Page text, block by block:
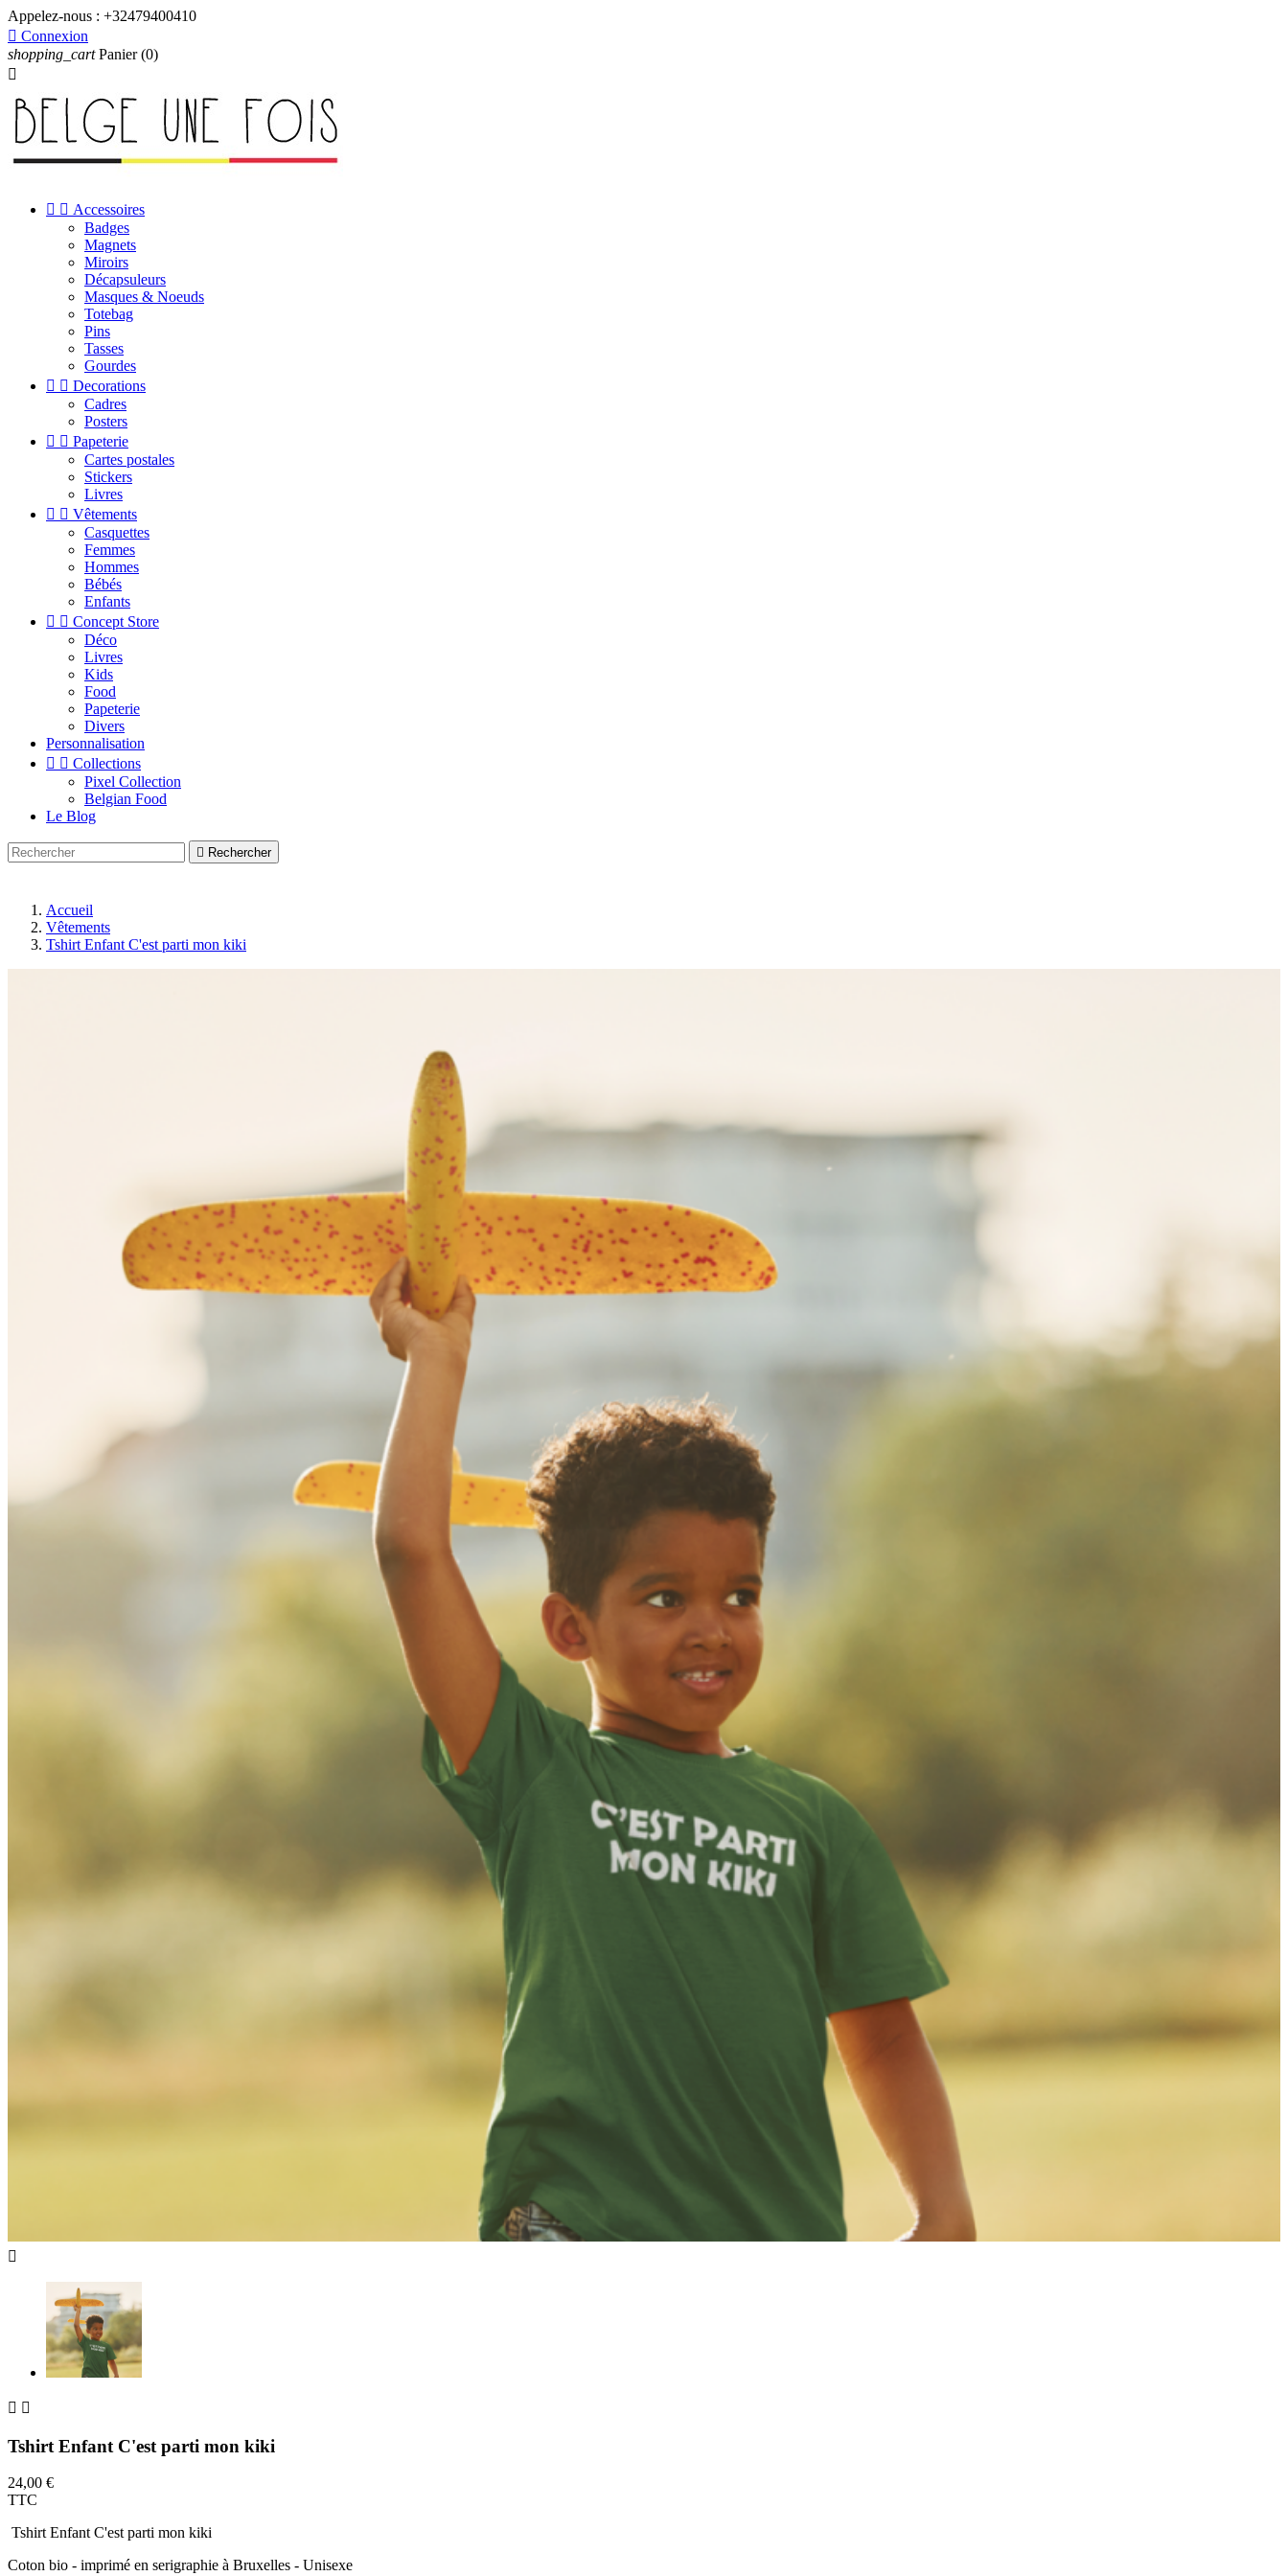
Appelez-nous : +32479400410
 Connexion
shopping_cart Panier (0)

  Accessoires
Badges
Magnets
Miroirs
Décapsuleurs
Masques & Noeuds
Totebag
Pins
Tasses
Gourdes
  Decorations
Cadres
Posters
  Papeterie
Cartes postales
Stickers
Livres
  Vêtements
Casquettes
Femmes
Hommes
Bébés
Enfants
  Concept Store
Déco
Livres
Kids
Food
Papeterie
Divers
Personnalisation
  Collections
Pixel Collection
Belgian Food
Le Blog
 Rechercher
Accueil
Vêtements
Tshirt Enfant C'est parti mon kiki

 
Tshirt Enfant C'est parti mon kiki
24,00 €
TTC
Tshirt Enfant C'est parti mon kiki
Coton bio - imprimé en serigraphie à Bruxelles - Unisexe